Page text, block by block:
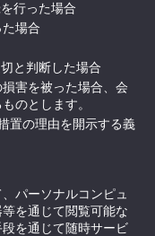
行った場合
場合
と判断した場合
害を被った場合、会
のとします。
置の理由を開示する義
パーソナルコンピュ
を通じて閲覧可能な
を通じて随時サービ